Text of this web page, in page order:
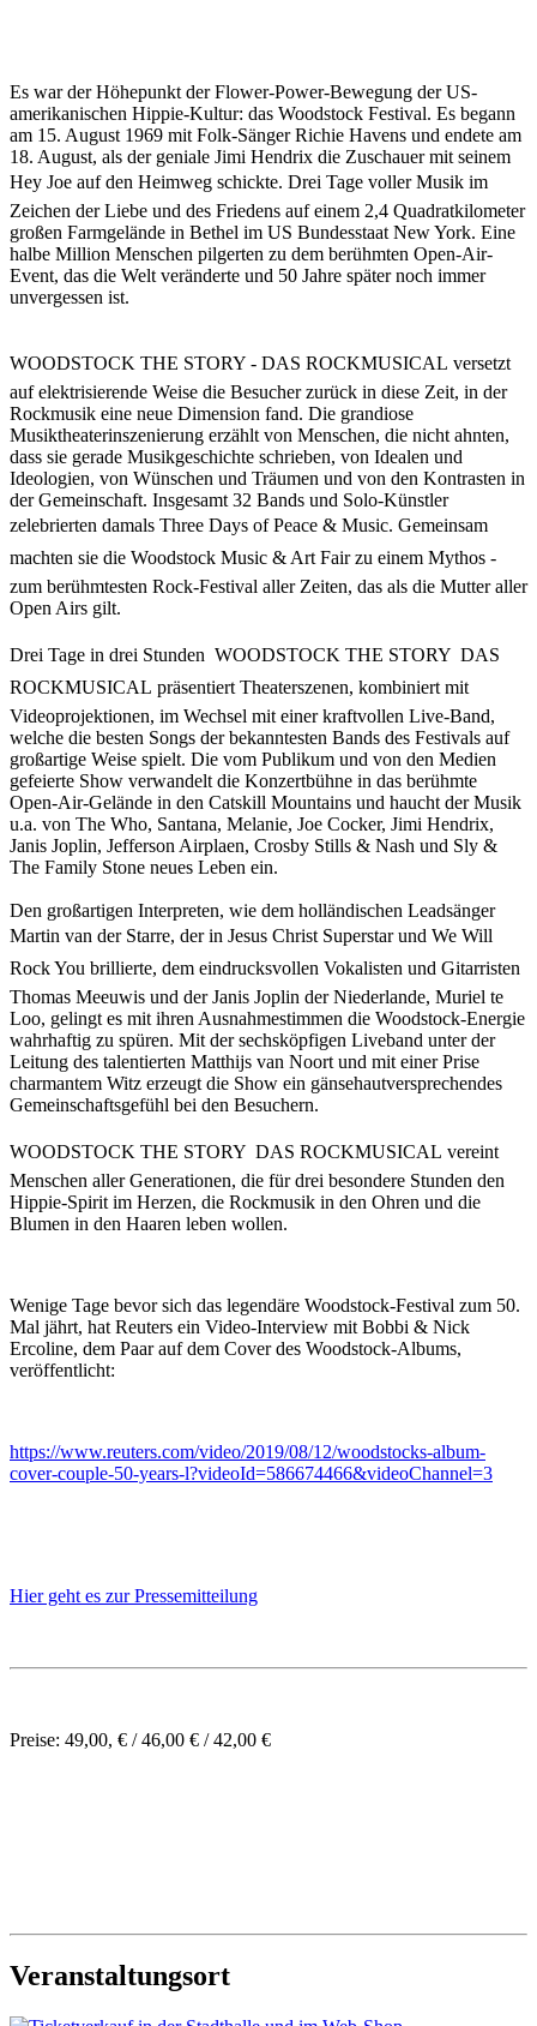
Es war der Höhepunkt der Flower-Power-Bewegung der US-
amerikanischen Hippie-Kultur: das Woodstock Festival. Es begann
am 15. August 1969 mit Folk-Sänger Richie Havens und endete am
18. August, als der geniale Jimi Hendrix die Zuschauer mit seinem
Hey Joe auf den Heimweg schickte. Drei Tage voller Musik im
Zeichen der Liebe und des Friedens auf einem 2,4 Quadratkilometer
großen Farmgelände in Bethel im US Bundesstaat New York. Eine
halbe Million Menschen pilgerten zu dem berühmten Open-Air-
Event, das die Welt veränderte und 50 Jahre später noch immer
unvergessen ist.
WOODSTOCK THE STORY - DAS ROCKMUSICAL versetzt
auf elektrisierende Weise die Besucher zurück in diese Zeit, in der
Rockmusik eine neue Dimension fand. Die grandiose
Musiktheaterinszenierung erzählt von Menschen, die nicht ahnten,
dass sie gerade Musikgeschichte schrieben, von Idealen und
Ideologien, von Wünschen und Träumen und von den Kontrasten in
der Gemeinschaft. Insgesamt 32 Bands und Solo-Künstler
zelebrierten damals Three Days of Peace & Music. Gemeinsam
machten sie die Woodstock Music & Art Fair zu einem Mythos -
zum berühmtesten Rock-Festival aller Zeiten, das als die Mutter aller
Open Airs gilt.
Drei Tage in drei Stunden  WOODSTOCK THE STORY  DAS
ROCKMUSICAL präsentiert Theaterszenen, kombiniert mit
Videoprojektionen, im Wechsel mit einer kraftvollen Live-Band,
welche die besten Songs der bekanntesten Bands des Festivals auf
großartige Weise spielt. Die vom Publikum und von den Medien
gefeierte Show verwandelt die Konzertbühne in das berühmte
Open-Air-Gelände in den Catskill Mountains und haucht der Musik
u.a. von The Who, Santana, Melanie, Joe Cocker, Jimi Hendrix,
Janis Joplin, Jefferson Airplaen, Crosby Stills & Nash und Sly &
The Family Stone neues Leben ein.
Den großartigen Interpreten, wie dem holländischen Leadsänger
Martin van der Starre, der in Jesus Christ Superstar und We Will
Rock You brillierte, dem eindrucksvollen Vokalisten und Gitarristen
Thomas Meeuwis und der Janis Joplin der Niederlande, Muriel te
Loo, gelingt es mit ihren Ausnahmestimmen die Woodstock-Energie
wahrhaftig zu spüren. Mit der sechsköpfigen Liveband unter der
Leitung des talentierten Matthijs van Noort und mit einer Prise
charmantem Witz erzeugt die Show ein gänsehautversprechendes
Gemeinschaftsgefühl bei den Besuchern.
WOODSTOCK THE STORY  DAS ROCKMUSICAL vereint
Menschen aller Generationen, die für drei besondere Stunden den
Hippie-Spirit im Herzen, die Rockmusik in den Ohren und die
Blumen in den Haaren leben wollen.
Wenige Tage bevor sich das legendäre Woodstock-Festival zum 50.
Mal jährt, hat Reuters ein Video-Interview mit Bobbi & Nick
Ercoline, dem Paar auf dem Cover des Woodstock-Albums,
veröffentlicht:
https://www.reuters.com/video/2019/08/12/woodstocks-album-
cover-couple-50-years-l?videoId=586674466&videoChannel=3
Hier geht es zur Pressemitteilung
Preise: 49,00, € / 46,00 € / 42,00 €
Veranstaltungsort